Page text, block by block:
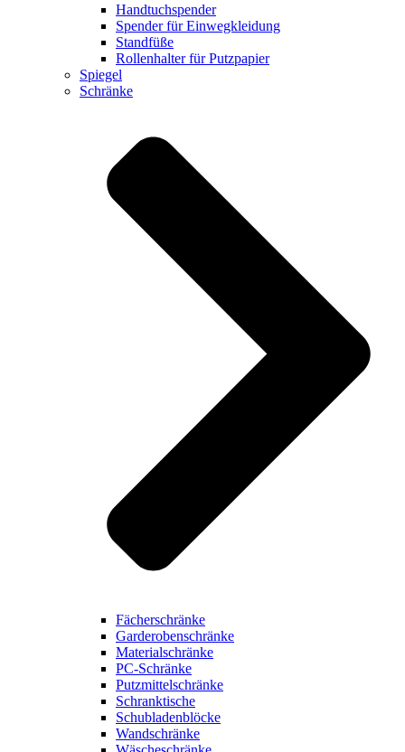
Handtuchspender
Spender für Einwegkleidung
Standfüße
Rollenhalter für Putzpapier
Spiegel
Schränke
Fächerschränke
Garderobenschränke
Materialschränke
PC-Schränke
Putzmittelschränke
Schranktische
Schubladenblöcke
Wandschränke